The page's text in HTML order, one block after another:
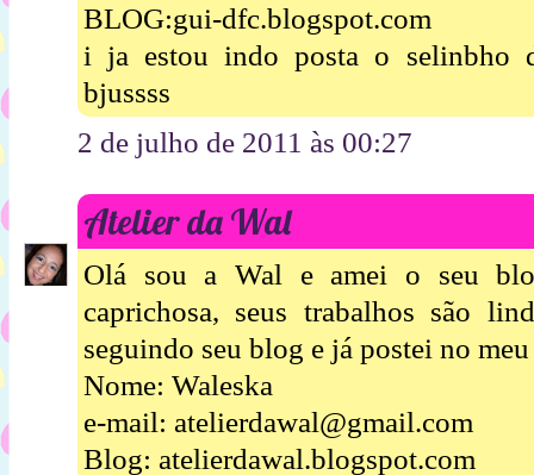
BLOG:gui-dfc.blogspot.com
i ja estou indo posta o selinbho
bjussss
2 de julho de 2011 às 00:27
Atelier da Wal
Olá sou a Wal e amei o seu
caprichosa, seus trabalhos são
seguindo seu blog e já postei no
Nome: Waleska
e-mail: atelierdawal@gmail.com
Blog: atelierdawal.blogspot.com